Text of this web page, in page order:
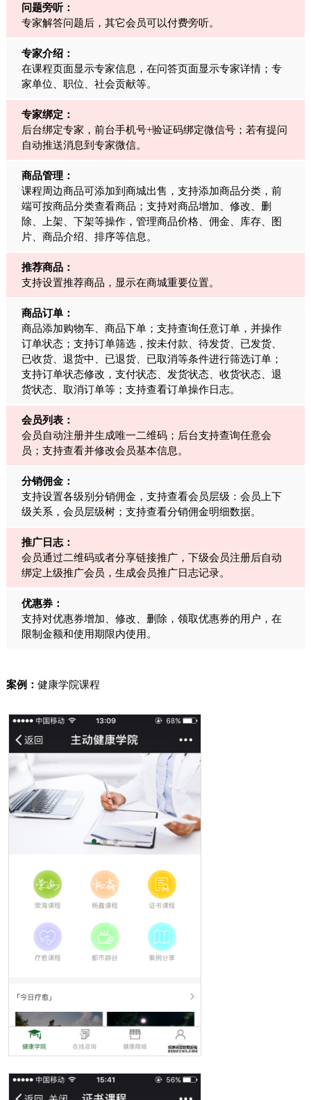
问题旁听：
专家解答问题后，其它会员可以付费旁听。
专家介绍：
在课程页面显示专家信息，在问答页面显示专家详情；专
家单位、职位、社会贡献等。
专家绑定：
后台绑定专家，前台手机号+验证码绑定微信号；若有提问
自动推送消息到专家微信。
商品管理：
课程周边商品可添加到商城出售，支持添加商品分类，前
端可按商品分类查看商品；支持对商品增加、修改、删
除、上架、下架等操作，管理商品价格、佣金、库存、图
片、商品介绍、排序等信息。
推荐商品：
支持设置推荐商品，显示在商城重要位置。
商品订单：
商品添加购物车、商品下单；支持查询任意订单，并操作
订单状态；支持订单筛选，按未付款、待发货、已发货、
已收货、退货中、已退货、已取消等条件进行筛选订单；
支持订单状态修改，支付状态、发货状态、收货状态、退
货状态、取消订单等；支持查看订单操作日志。
会员列表：
会员自动注册并生成唯一二维码；后台支持查询任意会
员；支持查看并修改会员基本信息。
分销佣金：
支持设置各级别分销佣金，支持查看会员层级：会员上下
级关系，会员层级树；支持查看分销佣金明细数据。
推广日志：
会员通过二维码或者分享链接推广，下级会员注册后自动
绑定上级推广会员，生成会员推广日志记录。
优惠券：
支持对优惠券增加、修改、删除，领取优惠券的用户，在
限制金额和使用期限内使用。
案例： 健康学院课程